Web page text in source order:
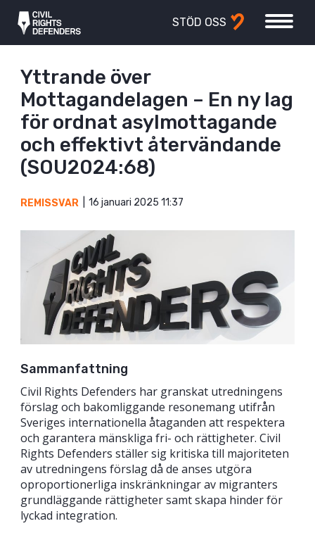
STÖD OSS
Yttrande över
Mottagandelagen – En ny lag
för ordnat asylmottagande
och effektivt återvändande
(SOU2024:68)
REMISSVAR 16 januari 2025 11:37
Sammanfattning
Civil Rights Defenders har granskat utredningens
förslag och bakomliggande resonemang utifrån
Sveriges internationella åtaganden att respektera
och garantera mänskliga fri- och rättigheter. Civil
Rights Defenders ställer sig kritiska till majoriteten
av utredningens förslag då de anses utgöra
oproportionerliga inskränkningar av migranters
grundläggande rättigheter samt skapa hinder för
lyckad integration.